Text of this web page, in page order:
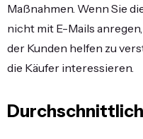
Maßnahmen. Wenn Sie
nicht mit E-Mails
der Kunden helfen zu
die Käufer interessieren.